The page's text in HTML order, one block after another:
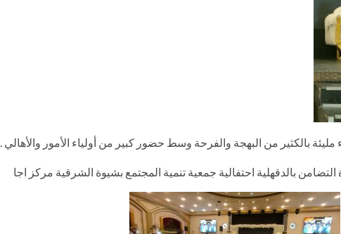
بالكثير من البهجة والفرحة وسط حضور كبير من أولياء الأمور والأهالي .
بالدقهلية احتفالية جمعية تنمية المجتمع بشيوة الشرقية مركز اجا